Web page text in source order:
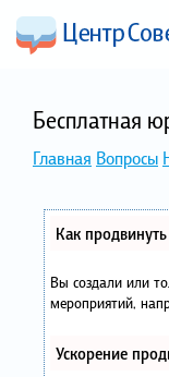
Бесплатная
Главная Вопросы
Как
Вы создали или
мероприятий,
Ускорение